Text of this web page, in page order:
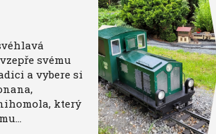
svému
a vybere si
který